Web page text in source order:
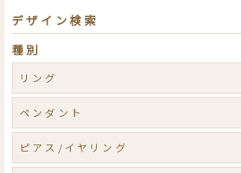
デザイン検索
種別
リング
ペンダント
ピアス/イヤリング